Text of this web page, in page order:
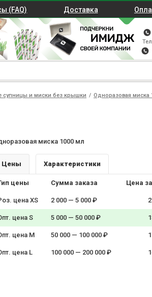
(FAQ) Доставка
супницы и миски без крышки / Одноразовая миска
миска 1000 мл
Цены Характеристики
цены Сумма заказа Цена
цена XS 2 000 — 5 000 ₽
цена S 5 000 — 50 000 ₽
цена M 50 000 — 100 000 ₽
цена L 100 000 — 200 000 ₽